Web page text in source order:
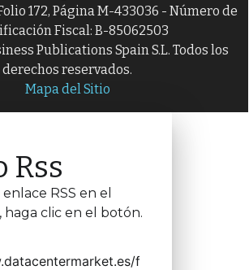
172, Página M-433036 - Número de
Fiscal: B-85062503
Publications Spain S.L. Todos los
derechos reservados.
Mapa del Sitio
Rss
RSS en el
haga clic en el botón.